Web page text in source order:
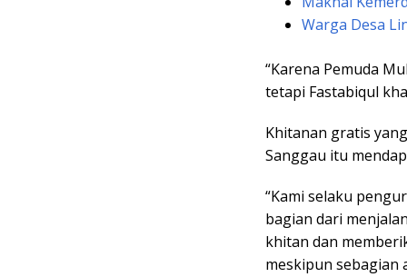
Warga Desa
“Karena Pemuda
tetapi Fastabiqul
Khitanan gratis
Sanggau itu
“Kami selaku
bagian dari
khitan dan
meskipun sebagian